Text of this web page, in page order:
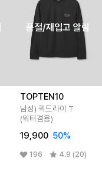
품절/재입고 알림
TOPTEN10
남성) 퀵드라이 T
(워터겸용)
19,900 50%
196 4.9 (20)